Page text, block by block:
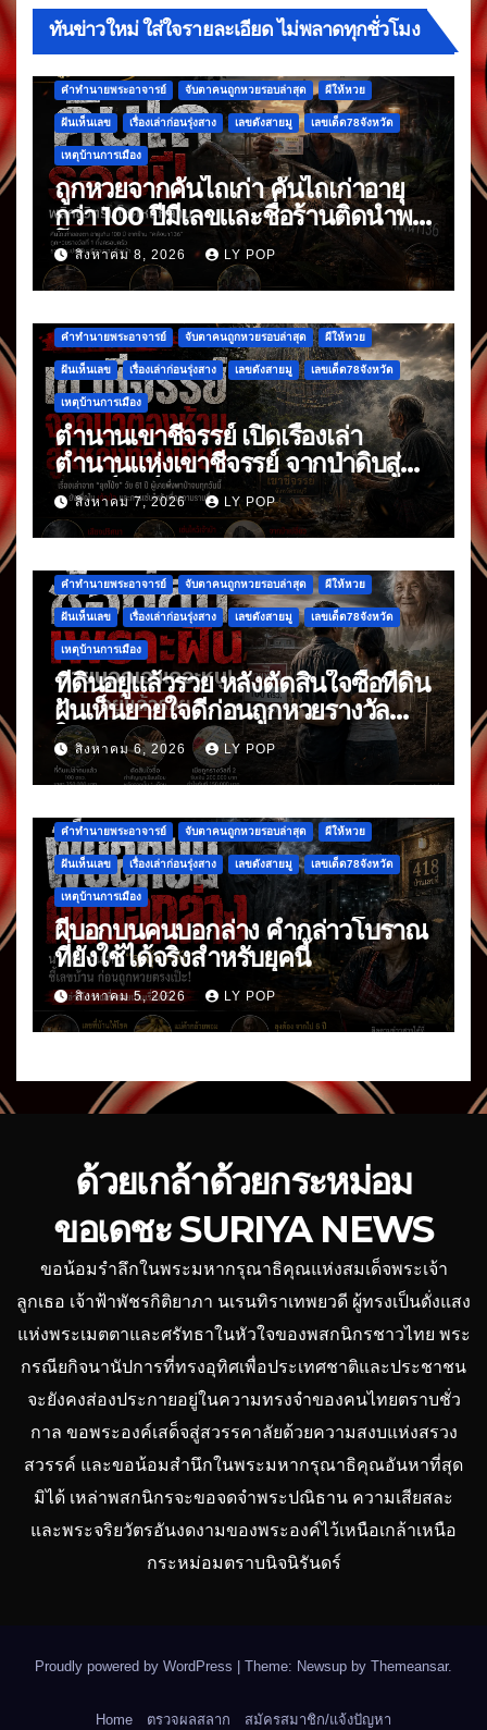
ทันข่าวใหม่ ใส่ใจรายละเอียด ไม่พลาดทุกชั่วโมง
คำทำนายพระอาจารย์ จับตาคนถูกหวยรอบล่าสุด ผีให้หวย
ฝันเห็นเลข เรื่องเล่าก่อนรุ่งสาง เลขดังสายมู เลขเด็ด78จังหวัด
เหตุบ้านการเมือง
ถูกหวยจากคันไถเก่า คันไถเก่าอายุ
กว่า 100 ปีมีเลขและชื่อร้านติดนำพา
โชคสิงหาคม 8, 2026 LY POP
คำทำนายพระอาจารย์ จับตาคนถูกหวยรอบล่าสุด ผีให้หวย
ฝันเห็นเลข เรื่องเล่าก่อนรุ่งสาง เลขดังสายมู เลขเด็ด78จังหวัด
เหตุบ้านการเมือง
ตำนานเขาชีจรรย์ เปิดเรื่องเล่า
ตำนานแห่งเขาชีจรรย์ จากป่าดิบสู่
แลนด์มาร์กดัง
สิงหาคม 7, 2026 LY POP
คำทำนายพระอาจารย์ จับตาคนถูกหวยรอบล่าสุด ผีให้หวย
ฝันเห็นเลข เรื่องเล่าก่อนรุ่งสาง เลขดังสายมู เลขเด็ด78จังหวัด
เหตุบ้านการเมือง
ที่ดินอยู่แล้วรวย หลังตัดสินใจซื้อที่ดิน
ฝันเห็นยายใจดีก่อนถูกหวยรางวัล
ใหญ่
สิงหาคม 6, 2026 LY POP
คำทำนายพระอาจารย์ จับตาคนถูกหวยรอบล่าสุด ผีให้หวย
ฝันเห็นเลข เรื่องเล่าก่อนรุ่งสาง เลขดังสายมู เลขเด็ด78จังหวัด
เหตุบ้านการเมือง
ผีบอกบนคนบอกล่าง คำกล่าวโบราณ
ที่ยังใช้ได้จริงสำหรับยุคนี้
สิงหาคม 5, 2026 LY POP
ด้วยเกล้าด้วยกระหม่อม
ขอเดชะ SURIYA NEWS
ขอน้อมรำลึกในพระมหากรุณาธิคุณแห่งสมเด็จพระเจ้า
ลูกเธอ เจ้าฟ้าพัชรกิติยาภา นเรนทิราเทพยวดี ผู้ทรงเป็นดั่งแสง
แห่งพระเมตตาและศรัทธาในหัวใจของพสกนิกรชาวไทย พระ
กรณียกิจนานัปการที่ทรงอุทิศเพื่อประเทศชาติและประชาชน
จะยังคงส่องประกายอยู่ในความทรงจำของคนไทยตราบชั่ว
กาล ขอพระองค์เสด็จสู่สวรรคาลัยด้วยความสงบแห่งสรวง
สวรรค์ และขอน้อมสำนึกในพระมหากรุณาธิคุณอันหาที่สุด
มิได้ เหล่าพสกนิกรจะขอจดจำพระปณิธาน ความเสียสละ
และพระจริยวัตรอันงดงามของพระองค์ไว้เหนือเกล้าเหนือ
กระหม่อมตราบนิจนิรันดร์
Proudly powered by WordPress Theme: Newsup by Themeansar.
Home ตรวจผลสลาก สมัครสมาชิก/แจ้งปัญหา